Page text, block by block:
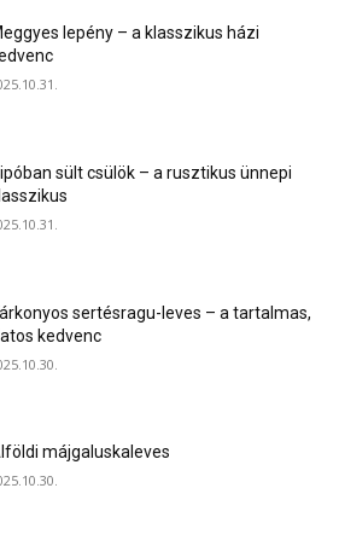
lepény – a klasszikus házi
sült csülök – a rusztikus ünnepi
sertésragu-leves – a tartalmas,
kedvenc
májgaluskaleves